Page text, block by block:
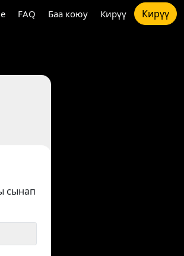
FAQ Баа коюу Кирүү Кирүү
сынап